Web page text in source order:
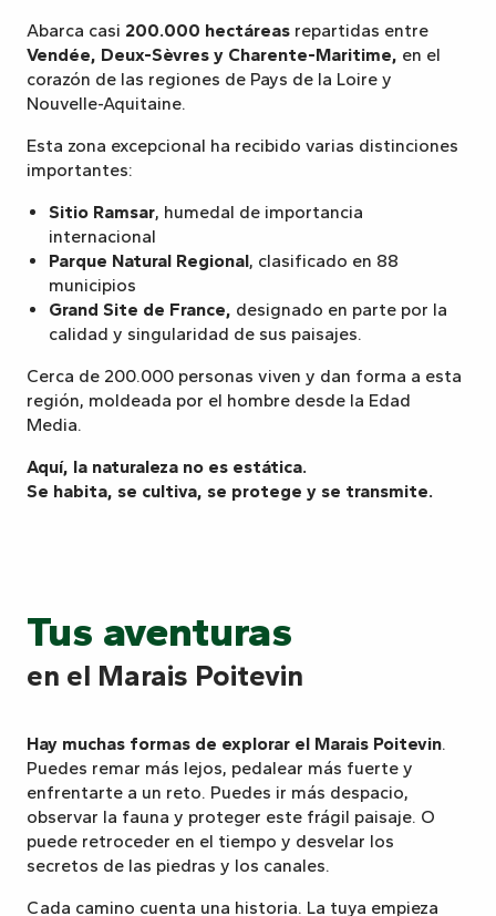
Abarca casi 200.000 hectáreas repartidas entre
Vendée, Deux-Sèvres y Charente-Maritime, en el
corazón de las regiones de Pays de la Loire y
Nouvelle-Aquitaine.
Esta zona excepcional ha recibido varias distinciones
importantes:
Sitio Ramsar, humedal de importancia
internacional
Parque Natural Regional, clasificado en 88
municipios
Grand Site de France, designado en parte por la
calidad y singularidad de sus paisajes.
Cerca de 200.000 personas viven y dan forma a esta
región, moldeada por el hombre desde la Edad
Media.
Aquí, la naturaleza no es estática.
Se habita, se cultiva, se protege y se transmite.
Tus aventuras
en el Marais Poitevin
Hay muchas formas de explorar el Marais Poitevin.
Puedes remar más lejos, pedalear más fuerte y
enfrentarte a un reto. Puedes ir más despacio,
observar la fauna y proteger este frágil paisaje. O
puede retroceder en el tiempo y desvelar los
secretos de las piedras y los canales.
Cada camino cuenta una historia. La tuya empieza